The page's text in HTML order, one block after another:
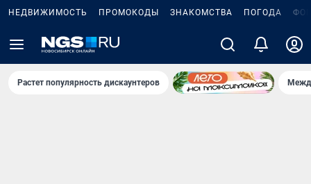
НЕДВИЖИМОСТЬ ПРОМОКОДЫ ЗНАКОМСТВА ПОГОДА
Растет популярность дискаунтеров